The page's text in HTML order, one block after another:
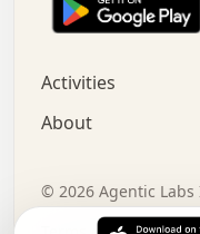
.   .   :   o   .
.   o   .   .   .
+   .   o   .   .
.   +   .   .   .
.   .   .   .   .
Activities
About
© 2026 Agentic